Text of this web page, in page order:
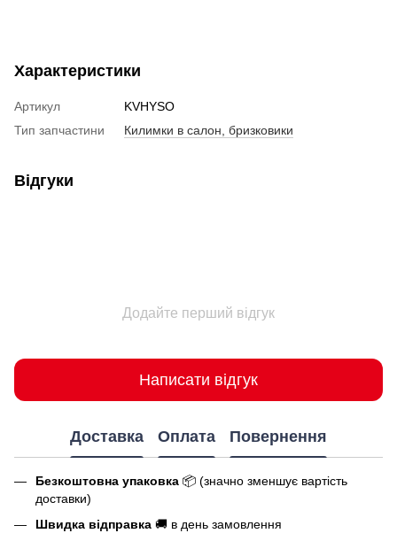
Характеристики
Артикул
KVHYSO
Тип запчастини
Килимки в салон, бризковики
Відгуки
Додайте перший відгук
Написати відгук
Доставка Оплата Повернення
Безкоштовна упаковка 📦 (значно зменшує вартість
доставки)
Швидка відправка 🚚 в день замовлення